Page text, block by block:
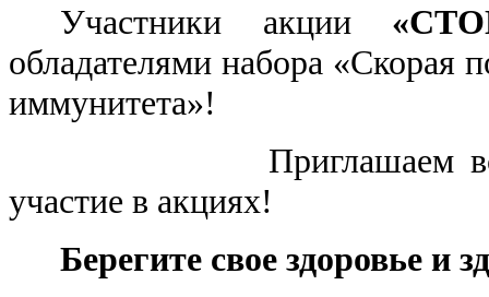
Участники акции
обладателями набора «Скорая
иммунитета»!
Приглашаем всех
участие в акциях!
Берегите свое здоровье и